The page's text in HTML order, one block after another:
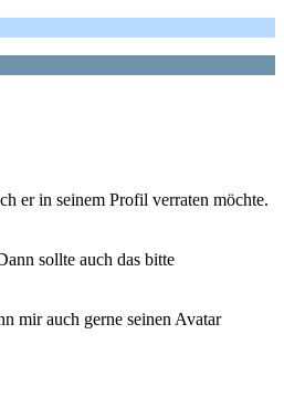
er in seinem Profil verraten möchte.
sollte auch das bitte
mir auch gerne seinen Avatar